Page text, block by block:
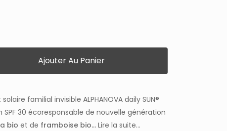
Ajouter Au Panier
familial invisible ALPHANOVA daily SUN®
30 écoresponsable de nouvelle génération
bio et de framboise bio... Lire la suite...